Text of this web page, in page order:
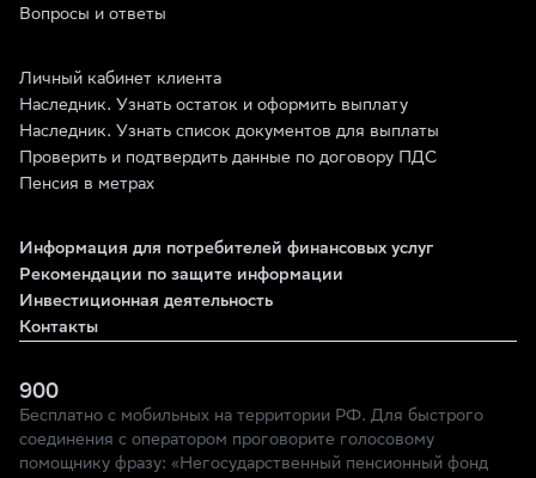
Вопросы и ответы
Личный кабинет клиента
Наследник. Узнать остаток и оформить выплату
Наследник. Узнать список документов для выплаты
Проверить и подтвердить данные по договору ПДС
Пенсия в метрах
Информация для потребителей финансовых услуг
Рекомендации по защите информации
Инвестиционная деятельность
Контакты
900
Бесплатно с мобильных на территории РФ. Для быстрого
соединения с оператором проговорите голосовому
помощнику фразу: «Негосударственный пенсионный фонд